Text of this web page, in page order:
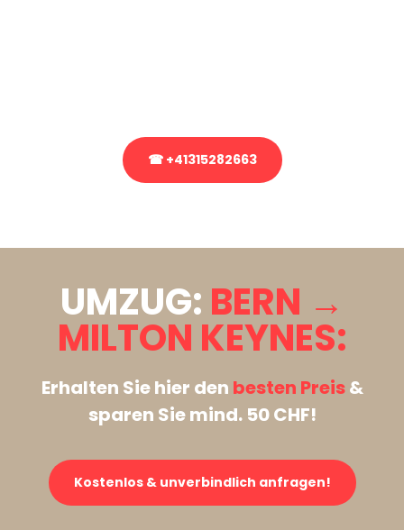
☎ +41315282663
UMZUG: BERN →
MILTON KEYNES:
Erhalten Sie hier den besten Preis&
sparen Sie mind. 50 CHF!
Kostenlos & unverbindlich anfragen!